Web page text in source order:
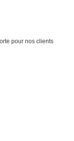
pour nos clients